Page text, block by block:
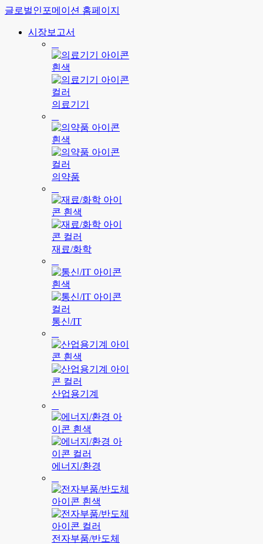
글로벌인포메이션 홈페이지
시장보고서
의료기기
의약품
재료/화학
통신/IT
산업용기계
에너지/환경
전자부품/반도체